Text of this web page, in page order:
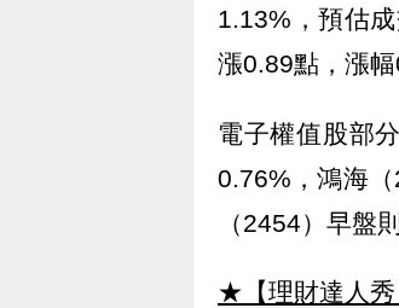
1.13%，預估
漲0.89點，漲幅
電子權值股部
0.76%，鴻海
（2454）早盤
★【理財達人秀